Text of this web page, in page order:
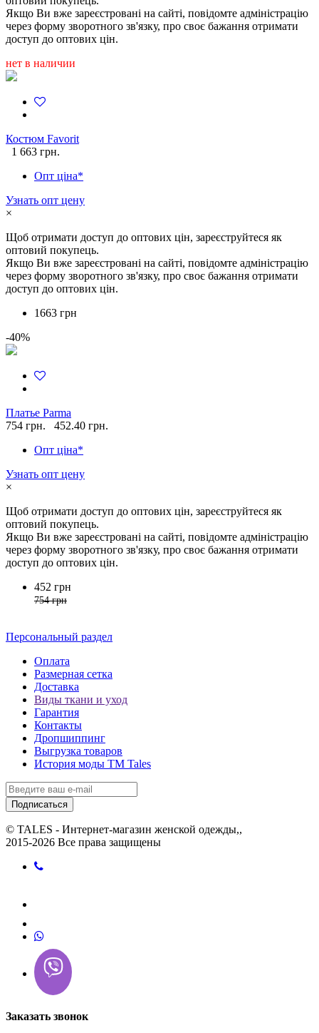
Якщо Ви вже зареєстровані на сайті, повідомте адміністрацію
через форму зворотного зв'язку, про своє бажання отримати
доступ до оптових цін.
нет в наличии
Костюм Favorit
1 663 грн.
Опт ціна*
Узнать опт цену
×
Щоб отримати доступ до оптових цін, зареєструйтеся як
оптовий покупець.
Якщо Ви вже зареєстровані на сайті, повідомте адміністрацію
через форму зворотного зв'язку, про своє бажання отримати
доступ до оптових цін.
1663 грн
-40%
Платье Parma
754 грн.
452.40 грн.
Опт ціна*
Узнать опт цену
×
Щоб отримати доступ до оптових цін, зареєструйтеся як
оптовий покупець.
Якщо Ви вже зареєстровані на сайті, повідомте адміністрацію
через форму зворотного зв'язку, про своє бажання отримати
доступ до оптових цін.
452 грн
754 грн
Персональный раздел
Оплата
Размерная сетка
Доставка
Виды ткани и уход
Гарантия
Контакты
Дропшиппинг
Выгрузка товаров
История моды ТМ Tales
Подписаться
© TALES - Интернет-магазин женской одежды,,
2015-2026 Все права защищены
Заказать звонок